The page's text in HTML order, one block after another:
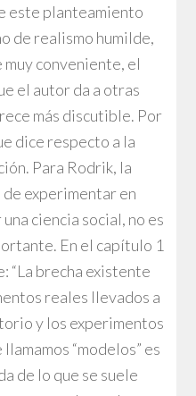
este planteamiento
de realismo humilde,
muy conveniente, el
el autor da a otras
más discutible. Por
dice respecto a la
Para Rodrik, la
experimentar en
ciencia social, no es
En el capítulo 1
“La brecha existente
reales llevados a
y los experimentos
“modelos” es
de lo que se suele